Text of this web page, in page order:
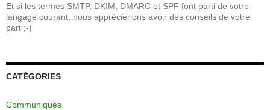
Et si les termes SMTP, DKIM, DMARC et SPF font parti de votre
langage courant, nous apprécierions avoir des conseils de votre
part ;-)
CATÉGORIES
Communiqués